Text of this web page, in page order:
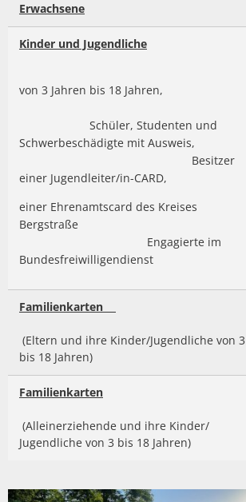
Erwachsene
Kinder und Jugendliche
von 3 Jahren bis 18 Jahren,
Schüler, Studenten und
Schwerbeschädigte mit Ausweis,
Besitzer
einer Jugendleiter/in-CARD,
einer Ehrenamtscard des Kreises
Bergstraße
Engagierte im
Bundesfreiwilligendienst
Familienkarten
(Eltern und ihre Kinder/Jugendliche von 3
bis 18 Jahren)
Familienkarten
(Alleinerziehende und ihre Kinder/
Jugendliche von 3 bis 18 Jahren)